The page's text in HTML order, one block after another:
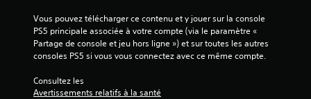
Vous pouvez télécharger ce contenu et y jouer sur la console
PS5 principale associée à votre compte (via le paramètre «
Partage de console et jeu hors ligne ») et sur toutes les autres
consoles PS5 si vous vous connectez avec ce même compte.
Consultez les
Avertissements relatifs à la santé